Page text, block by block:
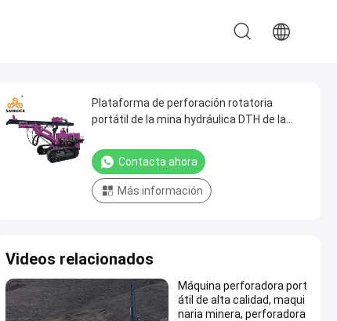
Plataforma de perforación rotatoria
portátil de la mina hydráulica DTH de la
Contacta ahora
Más información
Videos relacionados
Máquina perforadora port
átil de alta calidad, maqui
naria minera, perforadora